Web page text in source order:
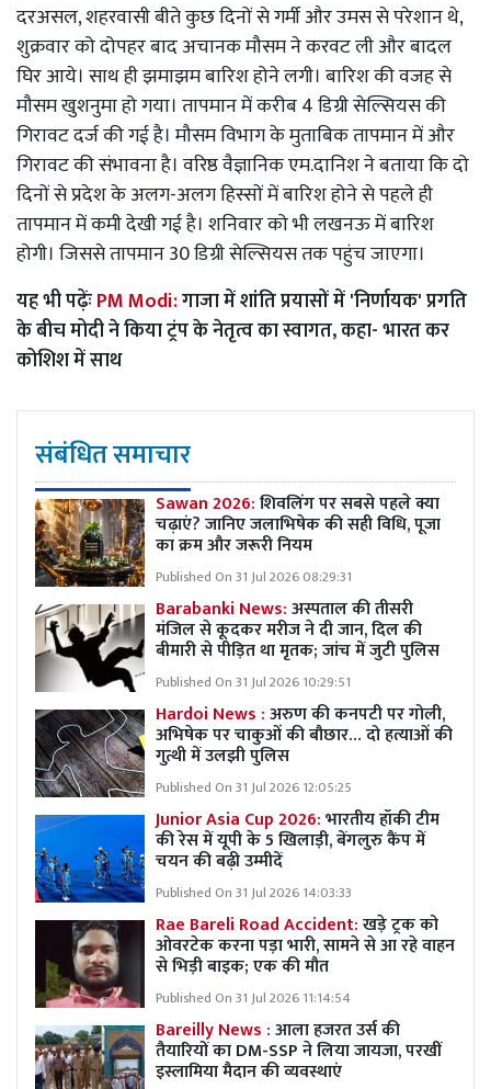
दरअसल, शहरवासी बीते कुछ दिनों से गर्मी और उमस से परेशान थे,
शुक्रवार को दोपहर बाद अचानक मौसम ने करवट ली और बादल
घिर आये। साथ ही झमाझम बारिश होने लगी। बारिश की वजह से
मौसम खुशनुमा हो गया। तापमान में करीब 4 डिग्री सेल्सियस की
गिरावट दर्ज की गई है। मौसम विभाग के मुताबिक तापमान में और
गिरावट की संभावना है। वरिष्ठ वैज्ञानिक एम.दानिश ने बताया कि दो
दिनों से प्रदेश के अलग-अलग हिस्सों में बारिश होने से पहले ही
तापमान में कमी देखी गई है। शनिवार को भी लखनऊ में बारिश
होगी। जिससे तापमान 30 डिग्री सेल्सियस तक पहुंच जाएगा।
यह भी पढ़ेंःPM Modi:गाजा में शांति प्रयासों में 'निर्णायक' प्रगति
के बीच मोदी ने किया ट्रंप के नेतृत्व का स्वागत, कहा- भारत कर
कोशिश में साथ
संबंधित समाचार
Sawan 2026:शिवलिंग पर सबसे पहले क्या
चढ़ाएं? जानिए जलाभिषेक की सही विधि, पूजा
का क्रम और जरूरी नियम
Published On 31 Jul 2026 08:29:31
Barabanki News:अस्पताल की तीसरी
मंजिल से कूदकर मरीज ने दी जान, दिल की
बीमारी से पीड़ित था मृतक; जांच में जुटी पुलिस
Published On 31 Jul 2026 10:29:51
Hardoi News :अरुण की कनपटी पर गोली,
अभिषेक पर चाकुओं की बौछार… दो हत्याओं की
गुत्थी में उलझी पुलिस
Published On 31 Jul 2026 12:05:25
Junior Asia Cup 2026:भारतीय हॉकी टीम
की रेस में यूपी के 5 खिलाड़ी, बेंगलुरु कैंप में
चयन की बढ़ी उम्मीदें
Published On 31 Jul 2026 14:03:33
Rae Bareli Road Accident:खड़े ट्रक को
ओवरटेक करना पड़ा भारी, सामने से आ रहे वाहन
से भिड़ी बाइक; एक की मौत
Published On 31 Jul 2026 11:14:54
Bareilly News :आला हजरत उर्स की
तैयारियों का DM-SSP ने लिया जायजा, परखीं
इस्लामिया मैदान की व्यवस्थाएं